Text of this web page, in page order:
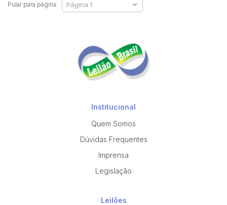
Pular para página:
Institucional
Quem Somos
Dúvidas Frequentes
Imprensa
Legislação
Leilões